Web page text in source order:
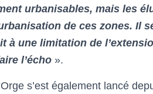
urbanisables, mais les
de ces zones. Il
à une limitation de
l’écho ».
s’est également lancé